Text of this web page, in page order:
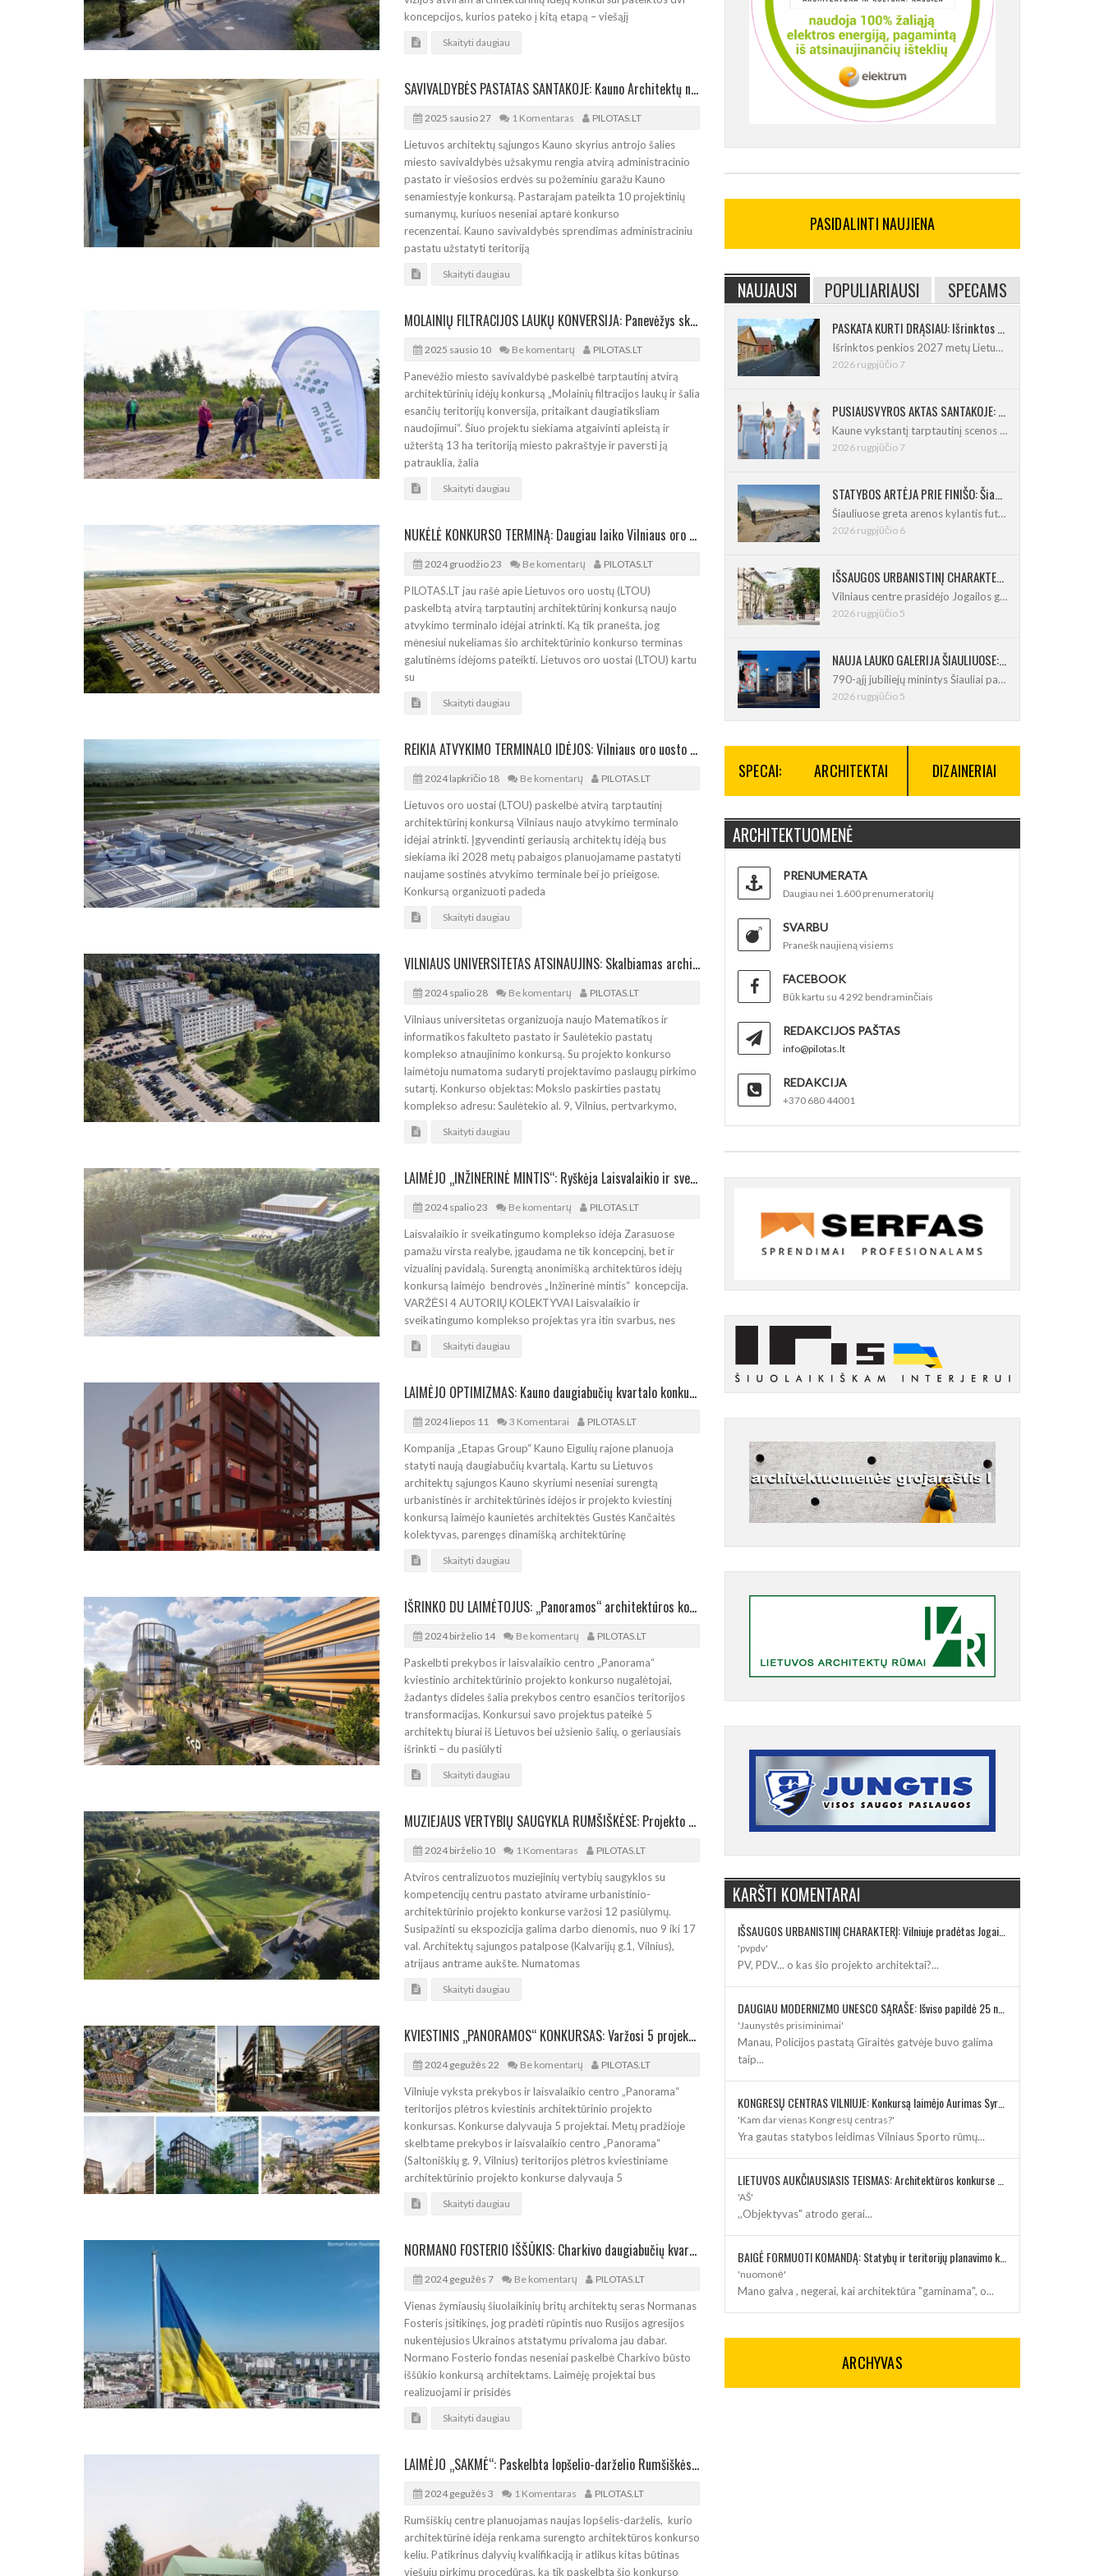
koncepcijos, kurios pateko į kitą etapą – viešąjį
Skaityti daugiau
SAVIVALDYBĖS PASTATAS SANTAKOJE: Kauno Architektų namuose aptarta 10 konkuruojančių idėjų
2025 sausio 27 1 Komentaras PILOTAS.LT
Lietuvos architektų sąjungos Kauno skyrius antrojo šalies
miesto savivaldybės užsakymu rengia atvirą administracinio
pastato ir viešosios erdvės su požeminiu garažu Kauno
senamiestyje konkursą. Pastarajam pateikta 10 projektinių
sumanymų, kuriuos neseniai aptarė konkurso
recenzentai. Kauno savivaldybės sprendimas administraciniu
pastatu užstatyti teritoriją
Skaityti daugiau
MOLAINIŲ FILTRACIJOS LAUKŲ KONVERSIJA: Panevėžys skelbia atvirą architektūros konkursą
2025 sausio 10 Be komentarų PILOTAS.LT
Panevėžio miesto savivaldybė paskelbė tarptautinį atvirą
architektūrinių idėjų konkursą „Molainių filtracijos laukų ir šalia
esančių teritorijų konversija, pritaikant daugiatiksliam
naudojimui“. Šiuo projektu siekiama atgaivinti apleistą ir
užterštą 13 ha teritoriją miesto pakraštyje ir paversti ją
patrauklia, žalia
Skaityti daugiau
NUKĖLĖ KONKURSO TERMINĄ: Daugiau laiko Vilniaus oro uosto naujojo atvykimo terminalo idėjoms
2024 gruodžio 23 Be komentarų PILOTAS.LT
PILOTAS.LT jau rašė apie Lietuvos oro uostų (LTOU)
paskelbtą atvirą tarptautinį architektūrinį konkursą naujo
atvykimo terminalo idėjai atrinkti. Ką tik pranešta, jog
mėnesiui nukeliamas šio architektūrinio konkurso terminas
galutinėms idėjoms pateikti. Lietuvos oro uostai (LTOU) kartu
su
Skaityti daugiau
REIKIA ATVYKIMO TERMINALO IDĖJOS: Vilniaus oro uosto konkurso prizinis fondas – 120.000 eurų
2024 lapkričio 18 Be komentarų PILOTAS.LT
Lietuvos oro uostai (LTOU) paskelbė atvirą tarptautinį
architektūrinį konkursą Vilniaus naujo atvykimo terminalo
idėjai atrinkti. Įgyvendinti geriausią architektų idėją bus
siekiama iki 2028 metų pabaigos planuojamame pastatyti
naujame sostinės atvykimo terminale bei jo prieigose.
Konkursą organizuoti padeda
Skaityti daugiau
VILNIAUS UNIVERSITETAS ATSINAUJINS: Skalbiamas architektūros idėjų konkursas
2024 spalio 28 Be komentarų PILOTAS.LT
Vilniaus universitetas organizuoja naujo Matematikos ir
informatikos fakulteto pastato ir Saulėtekio pastatų
komplekso atnaujinimo konkursą. Su projekto konkurso
laimėtoju numatoma sudaryti projektavimo paslaugų pirkimo
sutartį. Konkurso objektas: Mokslo paskirties pastatų
komplekso adresu: Saulėtekio al. 9, Vilnius, pertvarkymo,
Skaityti daugiau
LAIMĖJO „INŽINERINĖ MINTIS“: Ryškėja Laisvalaikio ir sveikatingumo komplekso Zarasuose kontūrai
2024 spalio 23 Be komentarų PILOTAS.LT
Laisvalaikio ir sveikatingumo komplekso idėja Zarasuose
pamažu virsta realybe, įgaudama ne tik koncepcinį, bet ir
vizualinį pavidalą. Surengtą anonimišką architektūros idėjų
konkursą laimėjo bendrovės „Inžinerinė mintis“ koncepcija.
VARŽĖSI 4 AUTORIŲ KOLEKTYVAI Laisvalaikio ir
sveikatingumo komplekso projektas yra itin svarbus, nes
Skaityti daugiau
LAIMĖJO OPTIMIZMAS: Kauno daugiabučių kvartalo konkurse triumfavo „Kančo studija“
2024 liepos 11 3 Komentarai PILOTAS.LT
Kompanija „Etapas Group“ Kauno Eigulių rajone planuoja
statyti naują daugiabučių kvartalą. Kartu su Lietuvos
architektų sąjungos Kauno skyriumi neseniai surengtą
urbanistinės ir architektūrinės idėjos ir projekto kviestinį
konkursą laimėjo kaunietės architektės Gustės Kančaitės
kolektyvas, parengęs dinamišką architektūrinę
Skaityti daugiau
IŠRINKO DU LAIMĖTOJUS: „Panoramos“ architektūros konkurse varžėsi 5 architektų biurai
2024 birželio 14 Be komentarų PILOTAS.LT
Paskelbti prekybos ir laisvalaikio centro „Panorama“
kviestinio architektūrinio projekto konkurso nugalėtojai,
žadantys dideles šalia prekybos centro esančios teritorijos
transformacijas. Konkursui savo projektus pateikė 5
architektų biurai iš Lietuvos bei užsienio šalių, o geriausiais
išrinkti – du pasiūlyti
Skaityti daugiau
MUZIEJAUS VERTYBIŲ SAUGYKLA RUMŠIŠKĖSE: Projekto konkurse varžosi 12 pasiūlymų
2024 birželio 10 1 Komentaras PILOTAS.LT
Atviros centralizuotos muziejinių vertybių saugyklos su
kompetencijų centru pastato atvirame urbanistinio-
architektūrinio projekto konkurse varžosi 12 pasiūlymų.
Susipažinti su ekspozicija galima darbo dienomis, nuo 9 iki 17
val. Architektų sąjungos patalpose (Kalvarijų g.1, Vilnius),
atrijaus antrame aukšte. Numatomas
Skaityti daugiau
KVIESTINIS „PANORAMOS“ KONKURSAS: Varžosi 5 projektuotojų komandos
2024 gegužės 22 Be komentarų PILOTAS.LT
Vilniuje vyksta prekybos ir laisvalaikio centro „Panorama“
teritorijos plėtros kviestinis architektūrinio projekto
konkursas. Konkurse dalyvauja 5 projektai. Metų pradžioje
skelbtame prekybos ir laisvalaikio centro „Panorama“
(Saltoniškių g. 9, Vilnius) teritorijos plėtros kviestiniame
architektūrinio projekto konkurse dalyvauja 5
Skaityti daugiau
NORMANO FOSTERIO IŠŠŪKIS: Charkivo daugiabučių kvartalų atstatymo koncepcijos konkursas
2024 gegužės 7 Be komentarų PILOTAS.LT
Vienas žymiausių šiuolaikinių britų architektų seras Normanas
Fosteris įsitikinęs, jog pradėti rūpintis nuo Rusijos agresijos
nukentėjusios Ukrainos atstatymu privaloma jau dabar.
Normano Fosterio fondas neseniai paskelbė Charkivo būsto
iššūkio konkursą architektams. Laimėję projektai bus
realizuojami ir prisidės
Skaityti daugiau
LAIMĖJO „SAKMĖ“: Paskelbta lopšelio-darželio Rumšiškėse architektūros konkurso laimėtojų eilė
2024 gegužės 3 1 Komentaras PILOTAS.LT
Rumšiškių centre planuojamas naujas lopšelis-darželis, kurio
architektūrinė idėja renkama surengto architektūros konkurso
keliu. Patikrinus dalyvių kvalifikaciją ir atlikus kitas būtinas
viešųjų pirkimų procedūras, ką tik paskelbta šio konkurso
PASIDALINTI NAUJIENA
NAUJAUSI POPULIARIAUSI SPECAMS
PASKATA KURTI DRĄSIAU: Išrinktos 2027-ųjų Lietuvos mažosios kultūros sostinės
Išrinktos penkios 2027 metų Lietuvos
2026 rugpjūčio 7
PUSIAUSVYROS AKTAS SANTAKOJE: „ConTempo 2026“ uždarys sudėtingas pasirodymas 8 m aukštyje
Kaune vykstantį tarptautinį scenos menų
2026 rugpjūčio 7
STATYBOS ARTĖJA PRIE FINIŠO: Šiaulių futbolo ir regbio maniežas įgavo kontūrus
Šiauliuose greta arenos kylantis futbolo
2026 rugpjūčio 6
IŠSAUGOS URBANISTINĮ CHARAKTERĮ: Vilniuje pradėtas Jogailos gatvės remontas
Vilniaus centre prasidėjo Jogailos gatvės
2026 rugpjūčio 5
NAUJA LAUKO GALERIJA ŠIAULIUOSE: Pirmoje ekspozicijoje – Eduardo Juchnevičiaus kūryba
790-ąjį jubiliejų minintys Šiauliai pasipildo
2026 rugpjūčio 5
SPECAI: ARCHITEKTAI DIZAINERIAI
ARCHITEKTUOMENĖ
PRENUMERATA
Daugiau nei 1.600 prenumeratorių
SVARBU
Pranešk naujieną visiems
FACEBOOK
Būk kartu su 4 292 bendraminčiais
REDAKCIJOS PAŠTAS
info@pilotas.lt
REDAKCIJA
+370 680 44001
KARŠTI KOMENTARAI
IŠSAUGOS URBANISTINĮ CHARAKTERĮ: Vilniuje pradėtas Jogailos gatvės remontas
'pvpdv'
PV, PDV... o kas šio projekto architektai?...
DAUGIAU MODERNIZMO UNESCO SĄRAŠE: Išviso papildė 25 nauji paveldo objektai
'Jaunystės prisiminimai'
Manau, Policijos pastatą Giraitės gatvėje buvo galima
taip...
KONGRESŲ CENTRAS VILNIUJE: Konkursą laimėjo Aurimas Syrusas su „IMPLMNT architects“
'Kam dar vienas Kongresų centras?'
Yra gautas statybos leidimas Vilniaus Sporto rūmų...
LIETUVOS AUKČIAUSIASIS TEISMAS: Architektūros konkurse varžosi 8 rekonstrukcijos vizijos
'AŠ'
,,Objektyvas" atrodo gerai...
BAIGĖ FORMUOTI KOMANDĄ: Statybų ir teritorijų planavimo klausimus kuruos architektė
'nuomonė'
Mano galva , negerai, kai architektūra "gaminama", o...
ARCHYVAS